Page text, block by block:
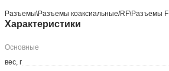
Разъeмы\Разъeмы коаксиальные/RF\Разъeмы F
Характеристики
Основные
вес, г